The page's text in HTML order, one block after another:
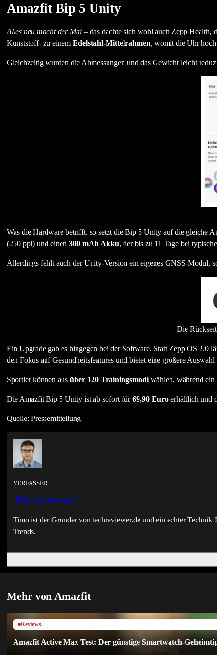
Amazfit Bip 5 Unity
Alles neu macht der Mai – das dachte sich wohl auch Zepp Health,
Kunststoff- zu einem Edelstahl-Mittelrahmen, womit die Uhr
Gleichzeitig wurden die Abmessungen und das Gewicht leicht
Was die Hardware betrifft, so setzt die Bip 5 Unity auf die gleiche
(250 ppi) und einen 300 mAh Akku, der bis zu 11 Tage bei
Allerdings fehlt auch der Unity-Version ein eigenes GNSS-Modul,
Die
Ein Upgrade gab es hingegen bei der Software. Statt Zepp OS 2.0
den Fokus auf Gesundheitsfeatures und bietet eine größere
Sportler können aus über 120 Trainingsmodiwählen, während ein
Die Amazfit Bip 5 Unity ist ab sofort für69,90 Euroerhältlich und
Quelle: Pressemitteilung
VERFASSER
Timo Altmeyer
Timo ist der Gründer von techreviewer.de und ein echter
Trends.
Mehr von Amazfit
Reviews
Amazfit Active Max Test: Der günstige Smartwatch-